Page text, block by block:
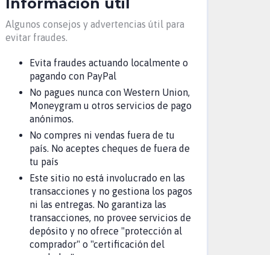
Algunos consejos y advertencias útil para
evitar fraudes.
Evita fraudes actuando localmente o
pagando con PayPal
No pagues nunca con Western Union,
Moneygram u otros servicios de pago
anónimos.
No compres ni vendas fuera de tu
país. No aceptes cheques de fuera de
tu país
Este sitio no está involucrado en las
transacciones y no gestiona los pagos
ni las entregas. No garantiza las
transacciones, no provee servicios de
depósito y no ofrece "protección al
comprador" o "certificación del